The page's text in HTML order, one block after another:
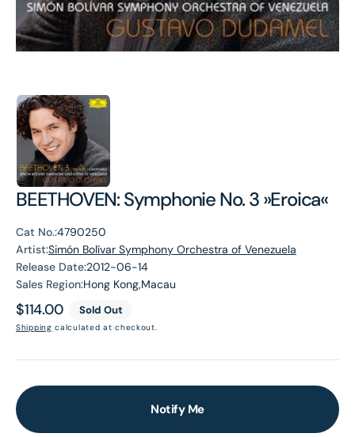
BEETHOVEN: Symphonie No. 3 »Eroica«
Cat No.:4790250
Artist:Simón Bolívar Symphony Orchestra of Venezuela
Release Date:2012-06-14
Sales Region:Hong Kong,Macau
Regular
price
$114.00 Sold Out
Shipping calculated at checkout.
Notify Me